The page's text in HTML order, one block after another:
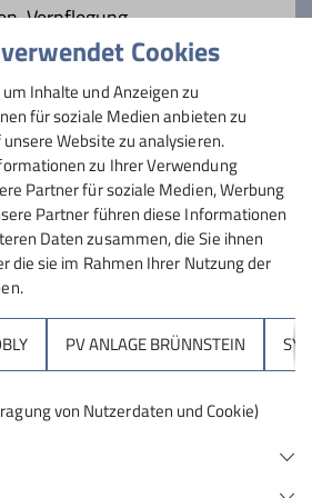
Verpflegung
Cookies
Inhalte und Anzeigen zu
für soziale Medien anbieten zu
Website zu analysieren.
zu Ihrer Verwendung
Partner für soziale Medien, Werbung
Partner führen diese Informationen
Daten zusammen, die Sie ihnen
die sie im Rahmen Ihrer Nutzung der
PV ANLAGE BRÜNNSTEIN
von Nutzerdaten und Cookie)